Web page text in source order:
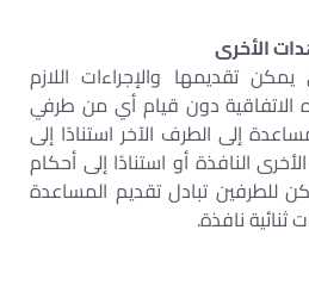
الأخرى
تقديمها والإجراءات اللازم
الاتفاقية دون قيام أي من طرفي
إلى الطرف الآخر استنادًا إلى
النافذة أو استنادًا إلى أحكام
للطرفين تبادل تقديم المساعدة
ثنائية نافذة.